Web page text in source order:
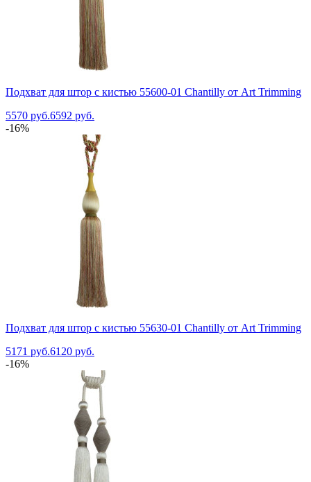
Подхват для штор с кистью 55600-01 Chantilly от Art Trimming
5570 руб.6592 руб.
-16%
Подхват для штор с кистью 55630-01 Chantilly от Art Trimming
5171 руб.6120 руб.
-16%